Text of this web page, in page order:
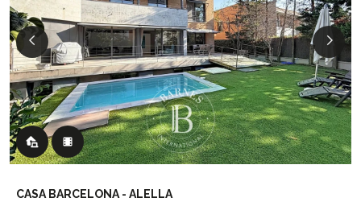
CASA BARCELONA - ALELLA